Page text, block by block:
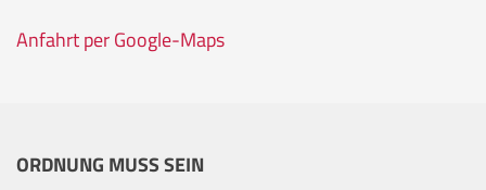
Anfahrt per Google-Maps
ORDNUNG MUSS SEIN